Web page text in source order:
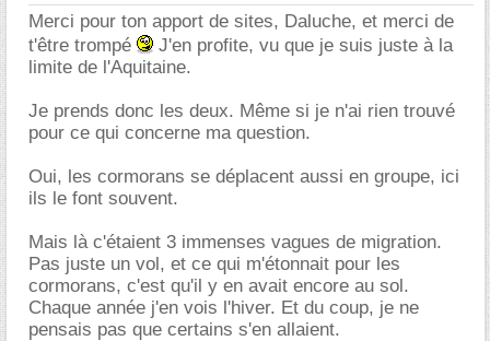
Merci pour ton apport de sites, Daluche, et merci de
t'être trompé
J'en profite, vu que je suis juste à la
limite de l'Aquitaine.
Je prends donc les deux. Même si je n'ai rien trouvé
pour ce qui concerne ma question.
Oui, les cormorans se déplacent aussi en groupe, ici
ils le font souvent.
Mais là c'étaient 3 immenses vagues de migration.
Pas juste un vol, et ce qui m'étonnait pour les
cormorans, c'est qu'il y en avait encore au sol.
Chaque année j'en vois l'hiver. Et du coup, je ne
pensais pas que certains s'en allaient.